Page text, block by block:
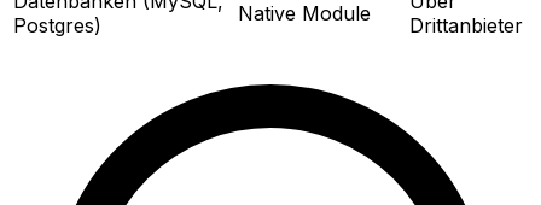
Postgres)
Native Module
Drittanbieter